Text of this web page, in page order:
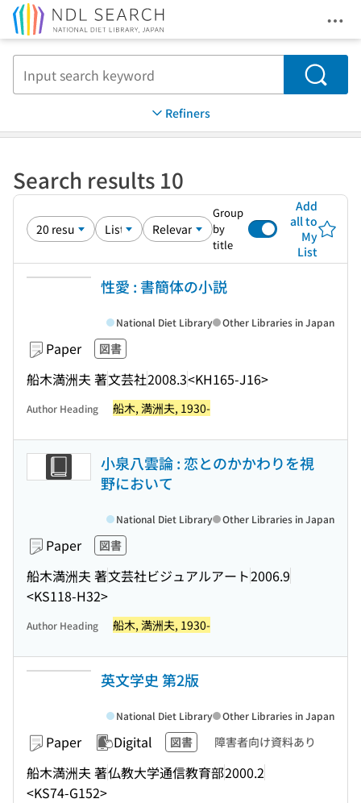
Search
Refiners
Search results 10
Group
by
title
Add
all to
My
List
性愛 : 書簡体の小説
Paper 図書
船木満洲夫 著文芸社2008.3<KH165-J16>
National Diet Library Other Libraries in Japan
Author Heading 船木, 満洲夫, 1930-
小泉八雲論 : 恋とのかかわりを視
野において
Paper 図書
船木満洲夫 著文芸社ビジュアルアート2006.9
<KS118-H32>
National Diet Library Other Libraries in Japan
Author Heading 船木, 満洲夫, 1930-
英文学史 第2版
Paper Digital 図書 障害者向け資料あり
船木満洲夫 著仏教大学通信教育部2000.2
<KS74-G152>
National Diet Library Other Libraries in Japan